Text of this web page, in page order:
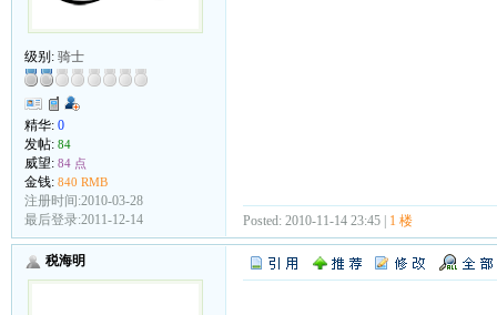
级别: 骑士
精华: 0
发帖: 84
威望: 84 点
金钱: 840 RMB
注册时间:2010-03-28
最后登录:2011-12-14
Posted: 2010-11-14 23:45 | 1 楼
税海明